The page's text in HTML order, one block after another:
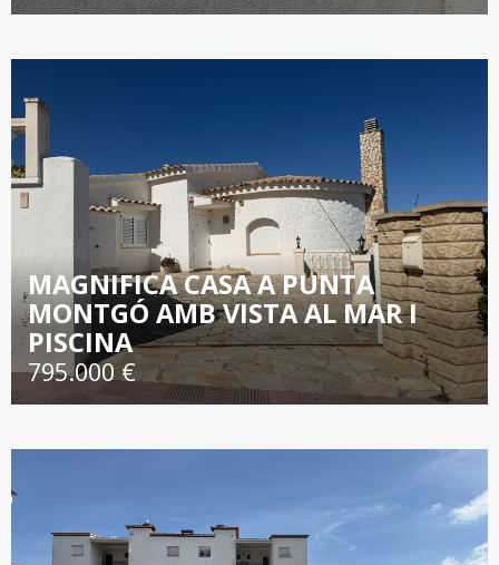
MAGNIFICA CASA A PUNTA
MONTGÓ AMB VISTA AL MAR I
PISCINA
795.000 €